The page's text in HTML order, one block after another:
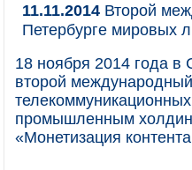
11.11.2014 Второй
Петербурге мировых
18 ноября 2014 года в
второй
промышленным
«Монетизация